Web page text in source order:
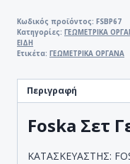
ΜΙΚΡΟ
(4
ΤΕΜΑΧΙΑ)
Κωδικός προϊόντος: FSBP67
Κατηγορίες: ΓΕΩΜΕΤΡΙΚΑ
ΕΙΔΗ
Ετικέτα: ΓΕΩΜΕΤΡΙΚΑ ΟΡΓΑΝΑ
Περιγραφή
Foska Σετ
ΚΑΤΑΣΚΕΥΑΣΤΗΣ: